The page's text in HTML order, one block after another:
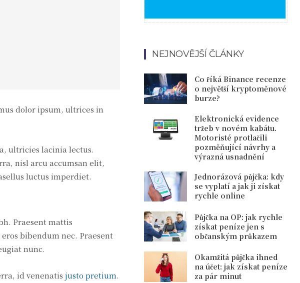
dolor ipsum, ultrices in
ultricies lacinia lectus.
nisl arcu accumsan elit,
luctus imperdiet.
Praesent mattis
bibendum nec. Praesent
nunc.
id venenatis justo pretium.
NEJNOVĚJŠÍ ČLÁNKY
Co říká Binance recenze
o největší kryptoměnové
burze?
Elektronická evidence
tržeb v novém kabátu.
Motoristé protlačili
pozměňující návrhy a
výrazná usnadnění
Jednorázová půjčka: kdy
se vyplatí a jak ji získat
rychle online
Půjčka na OP: jak rychle
získat peníze jen s
občanským průkazem
Okamžitá půjčka ihned
na účet: jak získat peníze
za pár minut